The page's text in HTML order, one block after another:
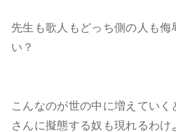
先生も歌人もどっち側の人も侮
い？
こんなのが世の中に増えてい
さんに擬態する奴も現れるわけ